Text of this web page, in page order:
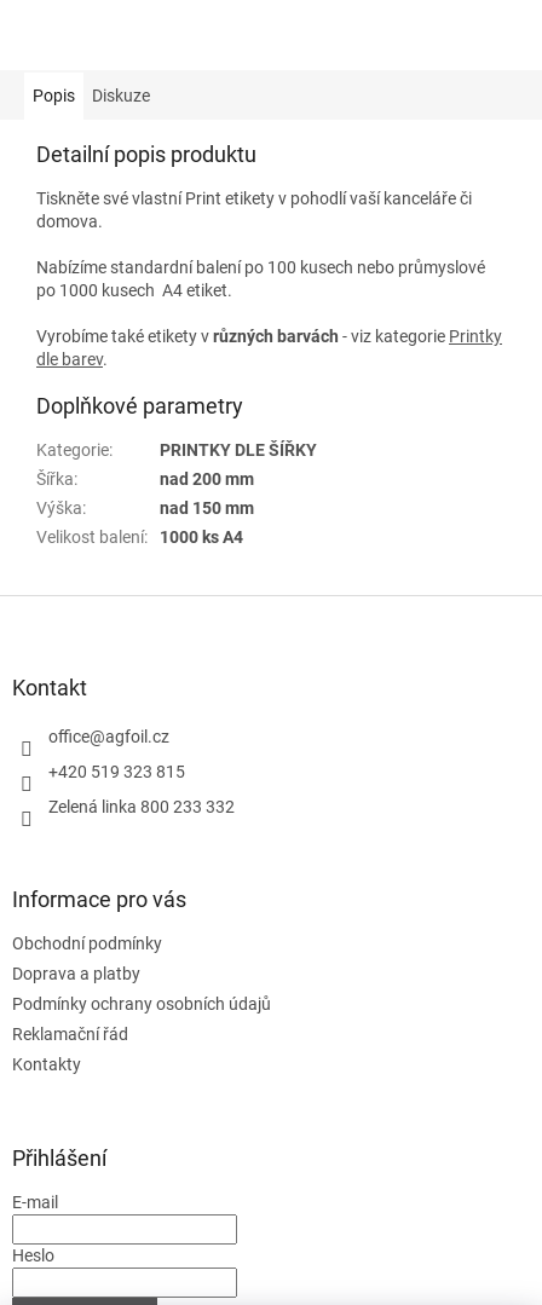
Popis Diskuze
Detailní popis produktu
Tiskněte své vlastní Print etikety v pohodlí vaší kanceláře či
domova.
Nabízíme standardní balení po 100 kusech nebo průmyslové
po 1000 kusech A4 etiket.
Vyrobíme také etikety vrůzných barvách - viz kategorie Printky
dle barev.
Doplňkové parametry
Kategorie:
PRINTKY DLE ŠÍŘKY
Šířka:
nad 200 mm
Výška:
nad 150 mm
Velikost balení: 1000 ks A4
Kontakt
office@agfoil.cz
+420 519 323 815
Zelená linka 800 233 332
Informace pro vás
Obchodní podmínky
Doprava a platby
Podmínky ochrany osobních údajů
Reklamační řád
Kontakty
Přihlášení
E-mail
Heslo